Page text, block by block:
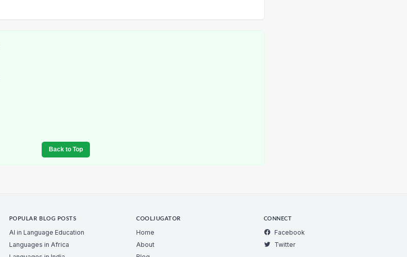
Back to Top
POPULAR BLOG POSTS
AI in Language Education
Languages in Africa
COOLJUGATOR
Home
About
CONNECT
Facebook
Twitter